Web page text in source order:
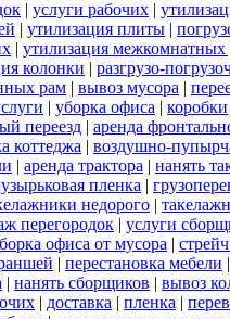
| услуги рабочих |
| утилизация плиты |
| утилизация межкомнатных
колонки | разгрузо-
рам | вывоз мусора |
| уборка офиса | коробки
переезд | аренда
коттеджа | воздушно-
| аренда трактора | нанять
пленка |
недорого |
перегородок | услуги
офиса от мусора |
| перестановка мебели
| нанять сборщиков | вывоз
| доставка | пленка |